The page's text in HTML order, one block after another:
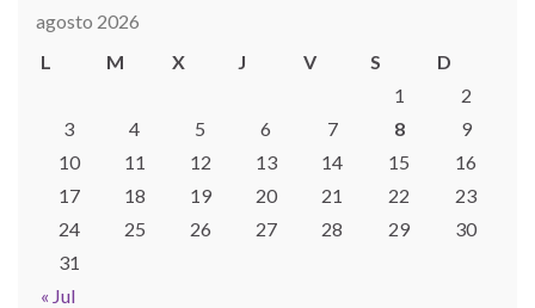
agosto 2026
L
M X J V S D
« Jul
1
2
3
4 5 6 7 8
9
10
11 12 13 14 15
16
17
18 19 20 21 22
23
24
25 26 27 28 29
30
31